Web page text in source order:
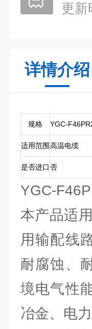
更新
详情介绍
规格 YGC-
适用范围高温电缆
是否进口否
YGC-
本产品适
用输配线
耐腐蚀、
境电气性
冶金、电